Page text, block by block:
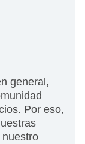
general,
Por eso,